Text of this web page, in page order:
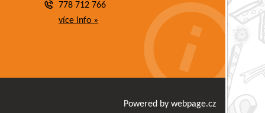
778 712 766
více info »
Powered by webpage.cz